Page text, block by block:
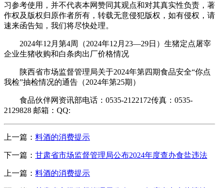
习参考使用，并不代表本网赞同其观点和对其真实性负责，著
作权及版权归原作者所有，转载无意侵犯版权，如有侵权，请
速来函告知，我们将尽快处理。
2024年12月第4周（2024年12月23—29日）生猪定点屠宰
企业生猪收购和白条肉出厂价格情况
陕西省市场监督管理局关于2024年第四期食品安全“你点
我检”抽检情况的通告（2024年第25期）
食品伙伴网资讯部电话：0535-2122172传真：0535-
2129828 邮箱：QQ:
上一篇： 料酒的消费提示
下一篇： 甘肃省市场监督管理局公布2024年度查办食盐违法
上一篇： 料酒的消费提示